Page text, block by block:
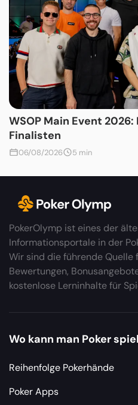
WSOP Main Event
Finalisten
06/08/2026 5 min
PokerOlymp ist eines der
Informationsportale in der
Wir sind die führende Quelle
Bewertungen,
kostenlose Lerninhalte für
Wo kann man Poker
Reihenfolge Pokerhände
Poker Apps